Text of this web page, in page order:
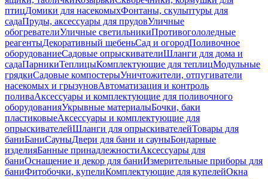
птицДомики для насекомыхФонтаны, скульптуры для
садаПруды, аксессуары для прудовУличные
обогревателиУличные светильникиПротивогололедные
реагентыДекоративный щебеньСад и огородПоливочное
оборудованиеСадовые опрыскивателиШланги для дома и
садаПарникиТеплицыКомплектующие для теплицМодульные
грядкиСадовые компостерыУничтожители, отпугиватели
насекомых и грызуновАвтоматизация и контроль
поливаАксессуары и комплектующие для поливочного
оборудованияУкрывные материалыБочки, баки
пластиковыеАксессуары и комплектующие для
опрыскивателейШланги для опрыскивателейТовары для
баниБаниСауныДвери для бани и сауныБондарные
изделияБанные принадлежностиАксессуары для
баниОснащение и декор для баниИзмерительные приборы для
баниФитобочки, купелиКомплектующие для купелейОкна